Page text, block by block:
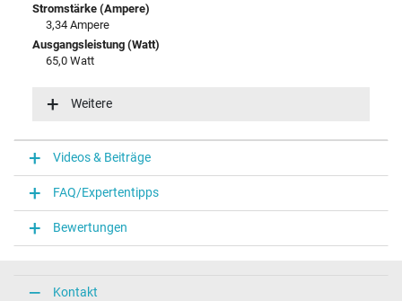
Stromstärke (Ampere)
3,34 Ampere
Ausgangsleistung (Watt)
65,0 Watt
100-240V / 50-60Hz
Funktions-LED
Funktions-LED im Stecker
Notebook Stecker
Steckertyp / -form
rund / 180° gerade
9,5 mm
Weitere
Videos & Beiträge
FAQ/Expertentipps
Bewertungen
Kontakt